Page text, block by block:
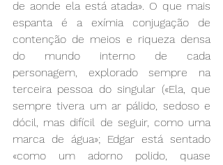
de aonde ela está atada». O que mais
espanta é a exímia conjugação de
contenção de meios e riqueza densa
do mundo interno de cada
personagem, explorado sempre na
terceira pessoa do singular («Ela, que
sempre tivera um ar pálido, sedoso e
dócil, mas difícil de seguir, como uma
marca de água»; Edgar está sentado
«como um adorno polido, quase